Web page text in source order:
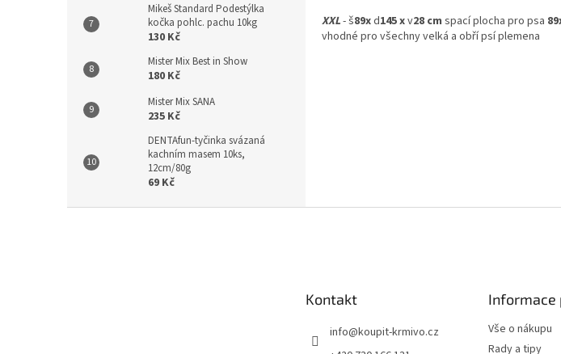
Mikeš Standard Podestýlka
kočka pohlc. pachu 10kg
130 Kč
Mister Mix Best in Show
180 Kč
Mister Mix SANA
235 Kč
DENTAfun-tyčinka svázaná
kachním masem 10ks,
12cm/80g
69 Kč
XXL- š89xd145 xv28 cm spací plocha pro psa
vhodné pro všechny velká a obří psí plemena
Kontakt
info@koupit-krmivo.cz
Informace
Vše o nákupu
Rady a tipy